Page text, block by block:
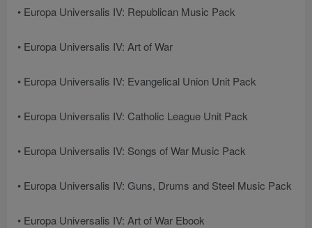
• Europa Universalis IV: Republican Music Pack
• Europa Universalis IV: Art of War
• Europa Universalis IV: Evangelical Union Unit Pack
• Europa Universalis IV: Catholic League Unit Pack
• Europa Universalis IV: Songs of War Music Pack
• Europa Universalis IV: Guns, Drums and Steel Music Pack
• Europa Universalis IV: Art of War Ebook